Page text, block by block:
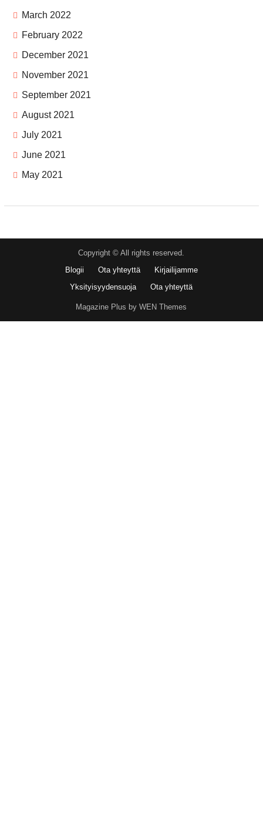
March 2022
February 2022
December 2021
November 2021
September 2021
August 2021
July 2021
June 2021
May 2021
Copyright © All rights reserved.
Blogii
Ota yhteyttä
Kirjailijamme
Yksityisyydensuoja
Ota yhteyttä
Magazine Plus by WEN Themes